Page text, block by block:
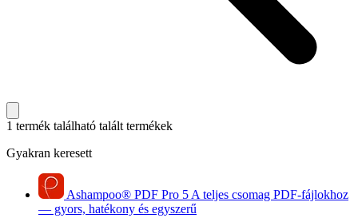
1 termék található talált termékek
Gyakran keresett
Ashampoo® PDF Pro 5 A teljes csomag PDF-fájlokhoz
— gyors, hatékony és egyszerű